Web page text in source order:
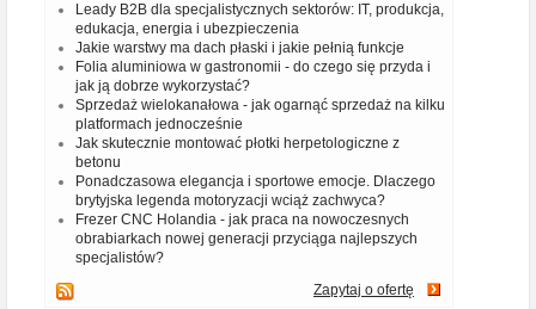
Leady B2B dla specjalistycznych sektorów: IT, produkcja,
edukacja, energia i ubezpieczenia
Jakie warstwy ma dach płaski i jakie pełnią funkcje
Folia aluminiowa w gastronomii - do czego się przyda i
jak ją dobrze wykorzystać?
Sprzedaż wielokanałowa - jak ogarnąć sprzedaż na kilku
platformach jednocześnie
Jak skutecznie montować płotki herpetologiczne z
betonu
Ponadczasowa elegancja i sportowe emocje. Dlaczego
brytyjska legenda motoryzacji wciąż zachwyca?
Frezer CNC Holandia - jak praca na nowoczesnych
obrabiarkach nowej generacji przyciąga najlepszych
specjalistów?
Zapytaj o ofertę